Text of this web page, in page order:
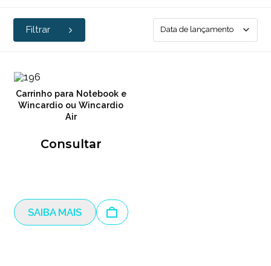
Filtrar Data de lançamento
Carrinho para Notebook e
Wincardio ou Wincardio
Air
Consultar
SAIBA MAIS